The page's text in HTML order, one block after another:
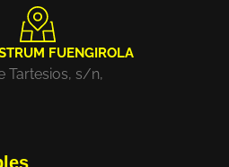
FUENGIROLA
Tartesios, s/n,